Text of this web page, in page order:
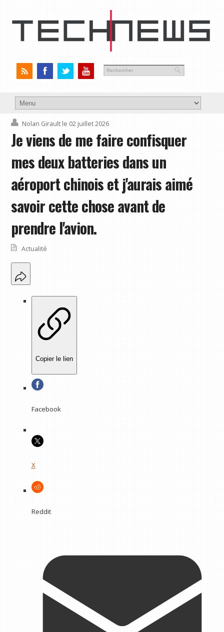
Nolan Girault le 02 juillet 2026
Je viens de me faire confisquer
mes deux batteries dans un
aéroport chinois et j'aurais aimé
savoir cette chose avant de
prendre l'avion.
Actualité
Copier le lien
Facebook
X
Reddit